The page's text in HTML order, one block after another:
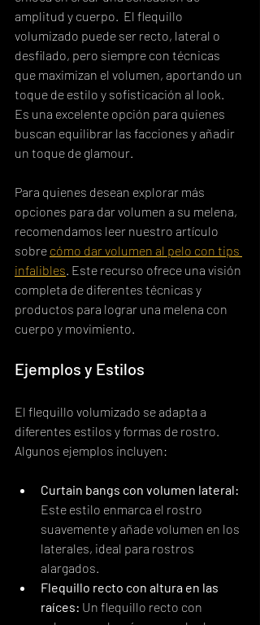
amplitud y cuerpo.  El flequillo
volumizado puede ser recto, lateral o
desfilado, pero siempre con técnicas
que maximizan el volumen, aportando un
toque de estilo y sofisticación al look.
Es una excelente opción para quienes
buscan equilibrar las facciones y añadir
un toque de glamour.
Para quienes desean explorar más
opciones para dar volumen a su melena,
recomendamos leer nuestro artículo
sobre cómo dar volumen al pelo con tips
infalibles. Este recurso ofrece una visión
completa de diferentes técnicas y
productos para lograr una melena con
cuerpo y movimiento.
Ejemplos y Estilos
El flequillo volumizado se adapta a
diferentes estilos y formas de rostro.
Algunos ejemplos incluyen:
Curtain bangs con volumen lateral:
Este estilo enmarca el rostro
suavemente y añade volumen en los
laterales, ideal para rostros
alargados.
Flequillo recto con altura en las
raíces: Un flequillo recto con